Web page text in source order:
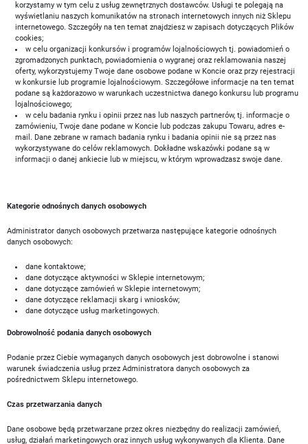
korzystamy w tym celu z usług zewnętrznych dostawców. Usługi te polegają na
wyświetlaniu naszych komunikatów na stronach internetowych innych niż Sklepu
internetowego. Szczegóły na ten temat znajdziesz w zapisach dotyczących Plików
cookies;
w celu organizacji konkursów i programów lojalnościowych tj. powiadomień o
zgromadzonych punktach, powiadomienia o wygranej oraz reklamowania naszej
oferty, wykorzystujemy Twoje dane osobowe podane w Koncie oraz przy rejestracji
w konkursie lub programie lojalnościowym. Szczegółowe informacje na ten temat
podane są każdorazowo w warunkach uczestnictwa danego konkursu lub programu
lojalnościowego;
w celu badania rynku i opinii przez nas lub naszych partnerów, tj. informacje o
zamówieniu, Twoje dane podane w Koncie lub podczas zakupu Towaru, adres e-
mail. Dane zebrane w ramach badania rynku i badania opinii nie są przez nas
wykorzystywane do celów reklamowych. Dokładne wskazówki podane są w
informacji o danej ankiecie lub w miejscu, w którym wprowadzasz swoje dane.
Kategorie odnośnych danych osobowych
Administrator danych osobowych przetwarza następujące kategorie odnośnych
danych osobowych:
dane kontaktowe;
dane dotyczące aktywności w Sklepie internetowym;
dane dotyczące zamówień w Sklepie internetowym;
dane dotyczące reklamacji skarg i wniosków;
dane dotyczące usług marketingowych.
Dobrowolność podania danych osobowych
Podanie przez Ciebie wymaganych danych osobowych jest dobrowolne i stanowi
warunek świadczenia usług przez Administratora danych osobowych za
pośrednictwem Sklepu internetowego.
Czas przetwarzania danych
Dane osobowe będą przetwarzane przez okres niezbędny do realizacji zamówień,
usług, działań marketingowych oraz innych usług wykonywanych dla Klienta. Dane